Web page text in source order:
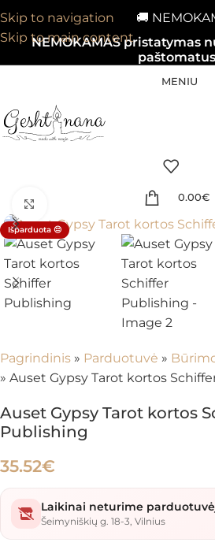
🚚
Skip to navigation
Skip to main content
NEMOKAMAS pristatymas
paštomatus
MENIU
0.00€
Išparduota 😔
Spustelėkite, kad
Pagrindinis » Parduotuvė »
» Auset Gypsy Tarot kortos
Auset Gypsy Tarot kortos
Publishing
35.52€
Laikinai neturime
Šeimyniškių g. 18-3, Vilnius